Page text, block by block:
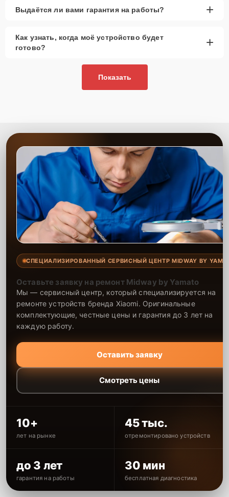
Выдаётся ли вами гарантия на работы? +
Как узнать, когда моё устройство будет
готово?
+
Показать
СПЕЦИАЛИЗИРОВАННЫЙ СЕРВИСНЫЙ ЦЕНТР MIDWAY BY
Оставьте заявку на ремонт Midway by Yamato
Мы — сервисный центр, который специализируется на
ремонте устройств бренда Xiaomi. Оригинальные
комплектующие, честные цены и гарантия до 3 лет на
каждую работу.
Оставить заявку
Смотреть цены
10+
лет на рынке
45 тыс.
отремонтировано устройств
до 3 лет
гарантия на работы
30 мин
бесплатная диагностика